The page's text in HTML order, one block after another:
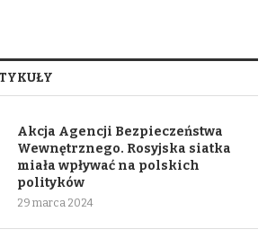
Akcja Agencji Bezpieczeństwa
Wewnętrznego. Rosyjska siatka
miała wpływać na polskich
polityków
29 marca 2024